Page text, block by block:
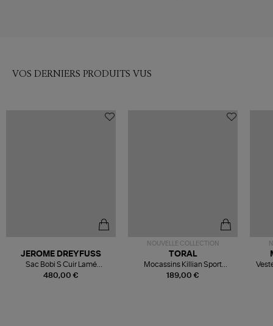
VOS DERNIERS PRODUITS VUS
480,00 €
JEROME DREYFUSS
Sac Bobi S Cuir Lamé
Champagne
NOUVELLE COLLECTION
189,00 €
TORAL
Mocassins Killian Sport
Mousse